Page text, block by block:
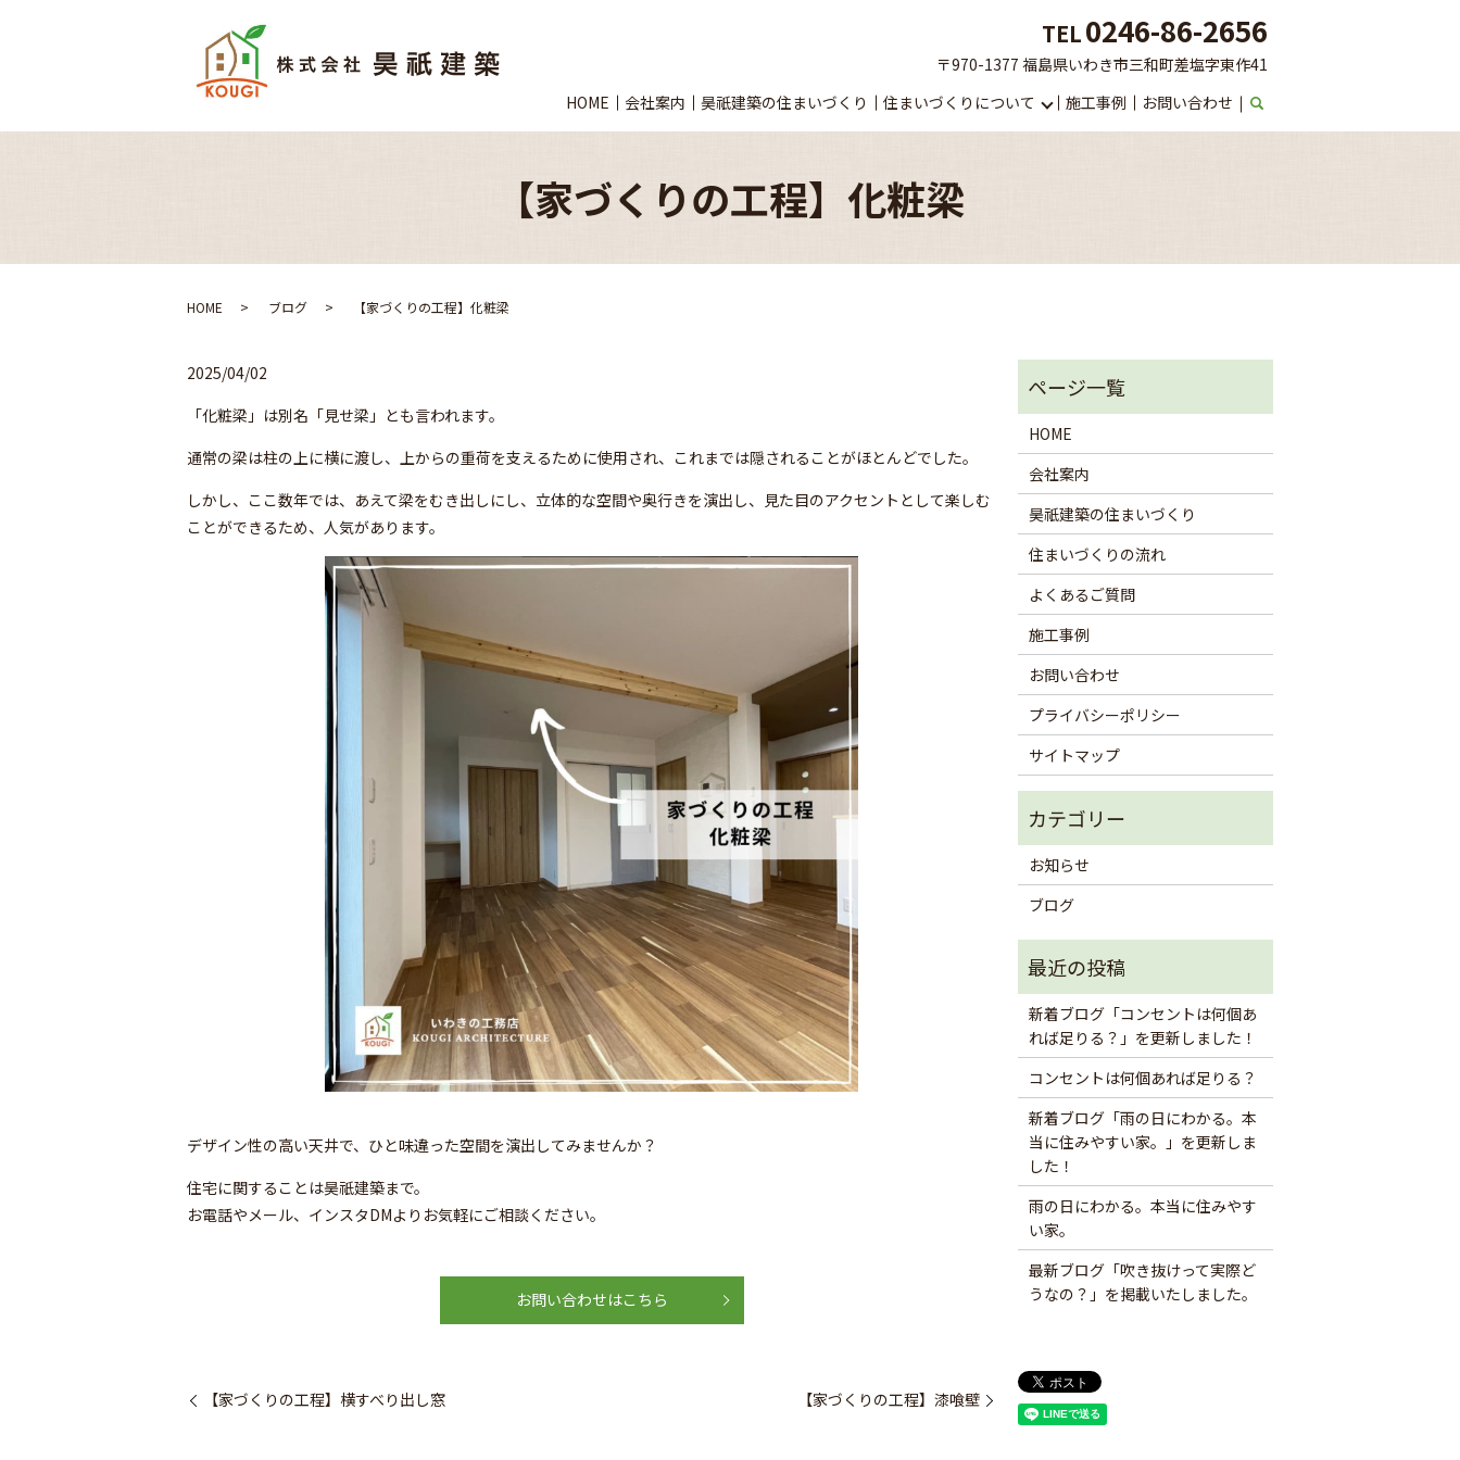
TEL0246-86-2656
〒970-1377 福島県いわき市三和町差塩字東作41
HOME
会社案内 昊祇建築の住まいづくり 住まいづくりについて 施工事例 お問い合わせ
【家づくりの工程】化粧梁
HOME ブログ 【家づくりの工程】化粧梁
2025/04/02
「化粧梁」は別名「見せ梁」とも言われます。
通常の梁は柱の上に横に渡し、上からの重荷を支えるために使用され、これまでは隠されることがほとんどでした。
しかし、ここ数年では、あえて梁をむき出しにし、立体的な空間や奥行きを演出し、見た目のアクセントとして楽しむ
ことができるため、人気があります。
デザイン性の高い天井で、ひと味違った空間を演出してみませんか？
住宅に関することは昊祇建築まで。
お電話やメール、インスタDMよりお気軽にご相談ください。
お問い合わせはこちら
【家づくりの工程】横すべり出し窓 【家づくりの工程】漆喰壁
HOME
会社案内
昊祇建築の住まいづくり
住まいづくりの流れ
よくあるご質問
施工事例
お問い合わせ
プライバシーポリシー
サイトマップ
お知らせ
ブログ
新着ブログ「コンセントは何個あ
れば足りる？」を更新しました！
コンセントは何個あれば足りる？
新着ブログ「雨の日にわかる。本
当に住みやすい家。」を更新しま
した！
雨の日にわかる。本当に住みやす
い家。
最新ブログ「吹き抜けって実際ど
うなの？」を掲載いたしました。